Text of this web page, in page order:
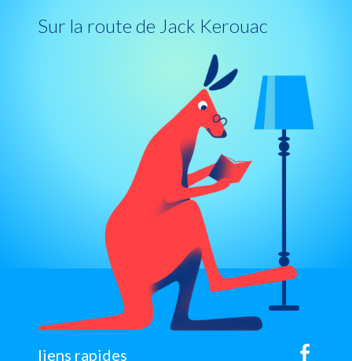
Sur la route de Jack Kerouac
liens rapides